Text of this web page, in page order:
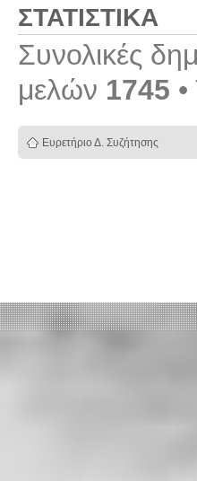
ΣΤΑΤΙΣΤΙΚΆ
Συνολικές
μελών 1745
Ευρετήριο Δ. Συζήτησης